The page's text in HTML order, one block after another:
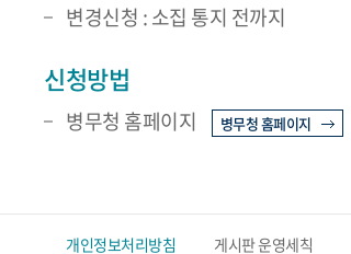
변경신청 : 소집 통지 전까지
신청방법
병무청 홈페이지 병무청 홈페이지
개인정보처리방침 게시판 운영세칙